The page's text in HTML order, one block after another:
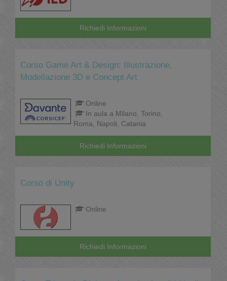
Richiedi Informazioni
Corso Game Art & Design: Illustrazione,
Modellazione 3D e Concept Art
Online
In aula a Milano, Torino,
Roma, Napoli, Catania
Richiedi Informazioni
Corso di Unity
Online
Richiedi Informazioni